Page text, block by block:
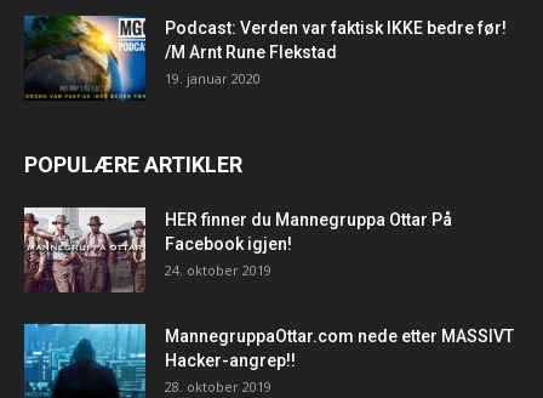
Podcast: Verden var faktisk IKKE bedre før!
/M Arnt Rune Flekstad
19. januar 2020
POPULÆRE ARTIKLER
HER finner du Mannegruppa Ottar På
Facebook igjen!
24. oktober 2019
MannegruppaOttar.com nede etter MASSIVT
Hacker-angrep!!
28. oktober 2019